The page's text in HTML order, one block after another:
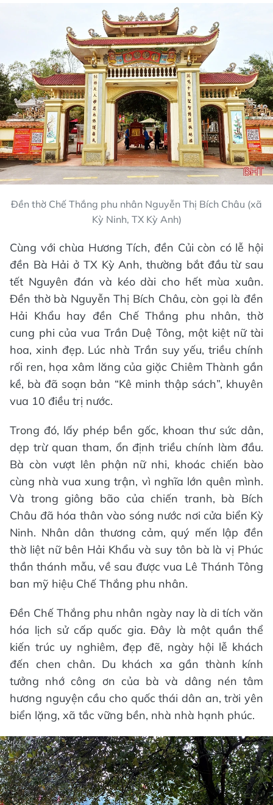
Đền thờ Chế Thắng phu nhân Nguyễn Thị Bích Châu (xã
Kỳ Ninh, TX Kỳ Anh)
Cùng với chùa Hương Tích, đền Củi còn có lễ hội
đền Bà Hải ở TX Kỳ Anh, thường bắt đầu từ sau
tết Nguyên đán và kéo dài cho hết mùa xuân.
Đền thờ bà Nguyễn Thị Bích Châu, còn gọi là đền
Hải Khẩu hay đền Chế Thắng phu nhân, thờ
cung phi của vua Trần Duệ Tông, một kiệt nữ tài
hoa, xinh đẹp. Lúc nhà Trần suy yếu, triều chính
rối ren, họa xâm lăng của giặc Chiêm Thành gần
kề, bà đã soạn bản “Kê minh thập sách”, khuyên
vua 10 điều trị nước.
Trong đó, lấy phép bền gốc, khoan thư sức dân,
dẹp trừ quan tham, ổn định triều chính làm đầu.
Bà còn vượt lên phận nữ nhi, khoác chiến bào
cùng nhà vua xung trận, vì nghĩa lớn quên mình.
Và trong giông bão của chiến tranh, bà Bích
Châu đã hóa thân vào sóng nước nơi cửa biển Kỳ
Ninh. Nhân dân thương cảm, quý mến lập đền
thờ liệt nữ bên Hải Khẩu và suy tôn bà là vị Phúc
thần thánh mẫu, về sau được vua Lê Thánh Tông
ban mỹ hiệu Chế Thắng phu nhân.
Đền Chế Thắng phu nhân ngày nay là di tích văn
hóa lịch sử cấp quốc gia. Đây là một quần thể
kiến trúc uy nghiêm, đẹp đẽ, ngày hội lễ khách
đến chen chân. Du khách xa gần thành kính
tưởng nhớ công ơn của bà và dâng nén tâm
hương nguyện cầu cho quốc thái dân an, trời yên
biển lặng, xã tắc vững bền, nhà nhà hạnh phúc.